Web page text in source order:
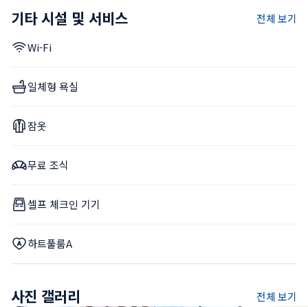
기타 시설 및 서비스 전체 보기
Wi-Fi
일체형 욕실
잠옷
무료 조식
셀프 체크인 기기
하트풀룸A
사진 갤러리 전체 보기